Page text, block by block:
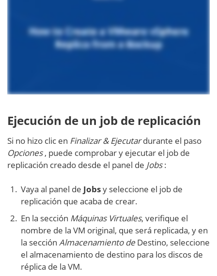
Ejecución de un job de replicación
Si no hizo clic en Finalizar & Ejecutardurante el paso
Opciones, puede comprobar y ejecutar el job de
replicación creado desde el panel de Jobs:
Vaya al panel de Jobsy seleccione el job de
replicación que acaba de crear.
En la sección Máquinas Virtuales, verifique el
nombre de la VM original, que será replicada, y en
la sección Almacenamiento de Destino, seleccione
el almacenamiento de destino para los discos de
réplica de la VM.